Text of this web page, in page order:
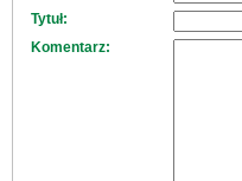
Tytuł:
Komentarz: